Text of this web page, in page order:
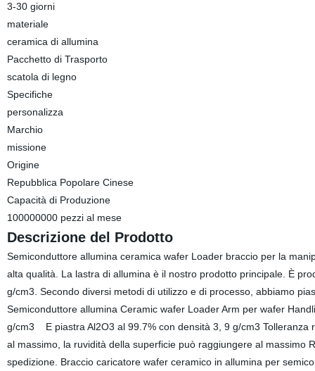
3-30 giorni
materiale
ceramica di allumina
Pacchetto di Trasporto
scatola di legno
Specifiche
personalizza
Marchio
missione
Origine
Repubblica Popolare Cinese
Capacità di Produzione
100000000 pezzi al mese
Descrizione del Prodotto
Semiconduttore allumina ceramica wafer Loader braccio per la
alta qualità. La lastra di allumina è il nostro prodotto principale. È
g/cm3. Secondo diversi metodi di utilizzo e di processo, abbiamo
Semiconduttore allumina Ceramic wafer Loader Arm per wafer
g/cm3 E piastra Al2O3 al 99.7% con densità 3, 9 g/cm3
al massimo, la ruvidità della superficie può raggiungere al
spedizione. Braccio caricatore wafer ceramico in allumina per